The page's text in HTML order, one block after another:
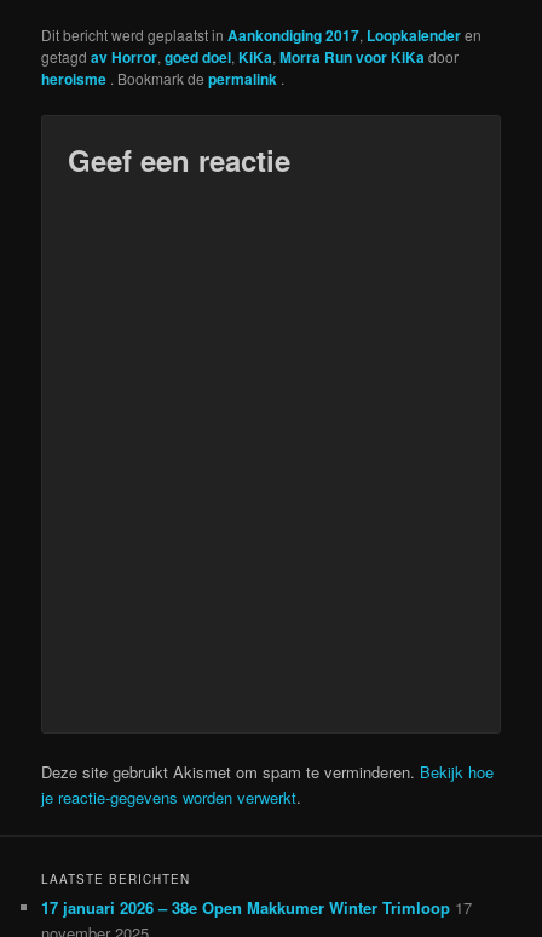
Dit bericht werd geplaatst inAankondiging 2017, Loopkalenderen
getagdav Horror,goed doel,KiKa,Morra Run voor KiKadoor
heroisme . Bookmark depermalink .
Geef een reactie
Deze site gebruikt Akismet om spam te verminderen. Bekijk hoe
je reactie-gegevens worden verwerkt.
LAATSTE BERICHTEN
17 januari 2026 – 38e Open Makkumer Winter Trimloop 17
november 2025